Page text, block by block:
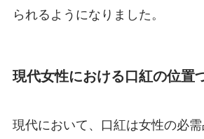
られるようになりました。
現代女性における口紅の位置
現代において、口紅は女性の必